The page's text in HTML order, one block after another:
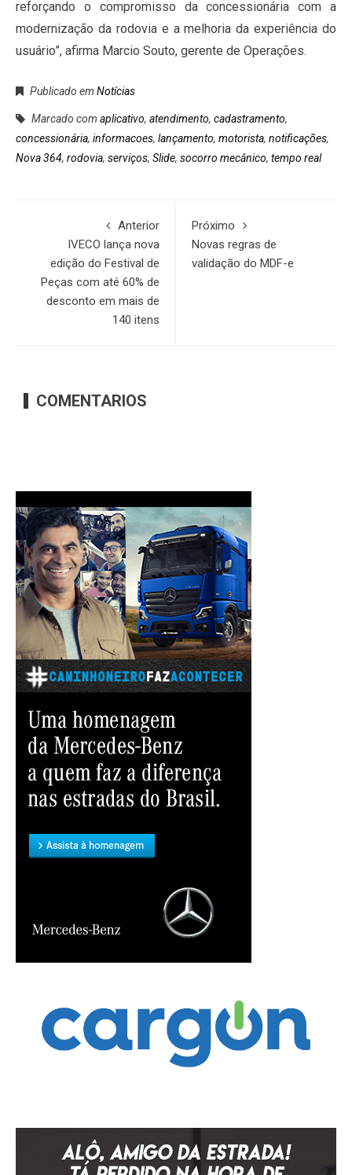
reforçando o compromisso da concessionária com a
modernização da rodovia e a melhoria da experiência do
usuário”, afirma Marcio Souto, gerente de Operações.
Publicado em Notícias
Marcado com aplicativo, atendimento, cadastramento,
concessionária, informacoes, lançamento, motorista, notificações,
Nova 364, rodovia, serviços, Slide, socorro mecânico, tempo real
Anterior
IVECO lança nova
edição do Festival de
Peças com até 60% de
desconto em mais de
140 itens
Próximo
Novas regras de
validação do MDF-e
COMENTARIOS